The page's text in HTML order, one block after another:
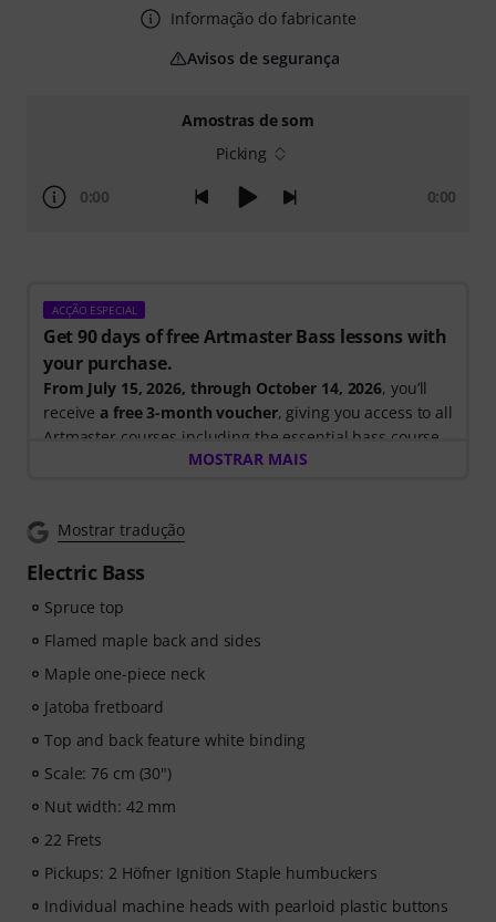
Amostras de som
Picking
0:00 0:00
ACÇÃO ESPECIAL
Get 90 days of free Artmaster Bass lessons with
your purchase.
From July 15, 2026, through October 14, 2026, you’ll
receivea free 3-month voucher, giving you access to all
Artmaster courses including the essential bass course
designed to strengthen your groove, timing, technique
ArtMaster.com – learn directly from renowned bass
educator Marek Bero, known for his holistic approach
to bass playing, rhythmic mastery and practical
exercises that help every bassist grow — from
lessons, play-along tracks, technique workouts and
musical concepts that will take your bass playing to the
next level.
After your order has been shipped, you will
automatically receive the activation code via email. The
subscription ends automatically after expiration.
MOSTRAR MAIS
Mostrar tradução
Electric Bass
Spruce top
Flamed maple back and sides
Maple one-piece neck
Jatoba fretboard
Top and back feature white binding
Scale: 76 cm (30")
Nut width: 42 mm
22 Frets
Pickups: 2 Höfner Ignition Staple humbuckers
Individual machine heads with pearloid plastic buttons
Informação do fabricante
Avisos de segurança